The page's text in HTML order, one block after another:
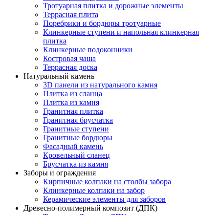
Тротуарная плитка и дорожные элементы
Террасная плита
Поребрики и бордюры тротуарные
Клинкерные ступени и напольная клинкерная
плитка
Клинкерные подоконники
Костровая чаша
Террасная доска
Натуральный камень
3D панели из натурального камня
Плитка из сланца
Плитка из камня
Гранитная плитка
Гранитная брусчатка
Гранитные ступени
Гранитные бордюры
Фасадный камень
Кровельный сланец
Брусчатка из камня
Заборы и ограждения
Кирпичные колпаки на столбы забора
Клинкерные колпаки на забор
Керамические элементы для заборов
Древесно-полимерный композит (ДПК)